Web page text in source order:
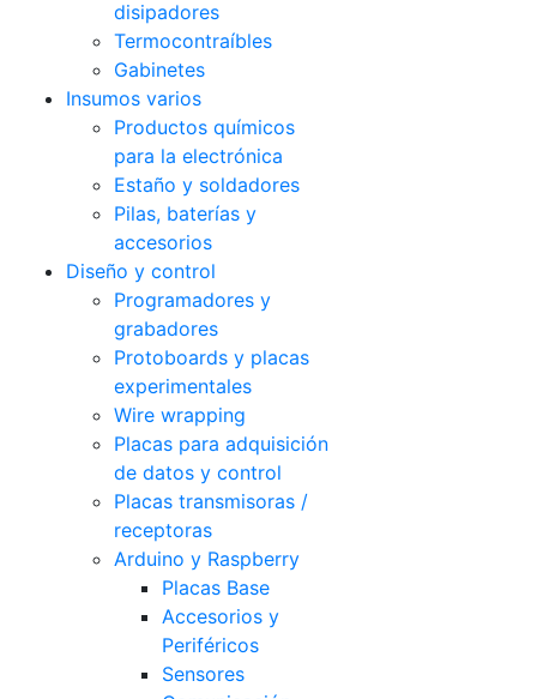
disipadores
Termocontraíbles
Gabinetes
Insumos varios
Productos químicos
para la electrónica
Estaño y soldadores
Pilas, baterías y
accesorios
Diseño y control
Programadores y
grabadores
Protoboards y placas
experimentales
Wire wrapping
Placas para adquisición
de datos y control
Placas transmisoras /
receptoras
Arduino y Raspberry
Placas Base
Accesorios y
Periféricos
Sensores